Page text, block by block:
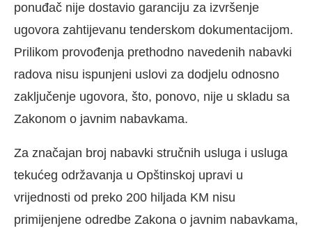
ponuđač nije dostavio garanciju za izvršenje
ugovora zahtijevanu tenderskom dokumentacijom.
Prilikom provođenja prethodno navedenih nabavki
radova nisu ispunjeni uslovi za dodjelu odnosno
zaključenje ugovora, što, ponovo, nije u skladu sa
Zakonom o javnim nabavkama.
Za značajan broj nabavki stručnih usluga i usluga
tekućeg održavanja u Opštinskoj upravi u
vrijednosti od preko 200 hiljada KM nisu
primijenjene odredbe Zakona o javnim nabavkama,